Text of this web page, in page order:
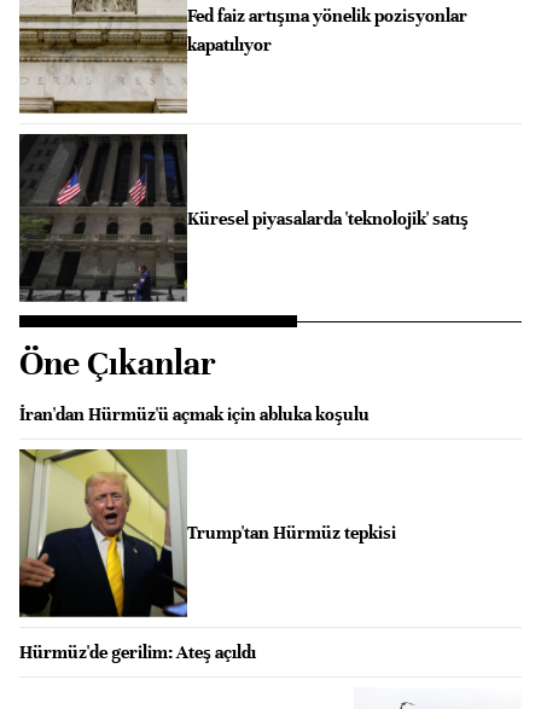
Fed faiz artışına yönelik pozisyonlar
kapatılıyor
Küresel piyasalarda 'teknolojik' satış
Öne Çıkanlar
İran'dan Hürmüz'ü açmak için abluka koşulu
Trump'tan Hürmüz tepkisi
Hürmüz'de gerilim: Ateş açıldı